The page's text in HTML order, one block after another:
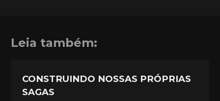
Leia também:
CONSTRUINDO NOSSAS PRÓPRIAS
SAGAS